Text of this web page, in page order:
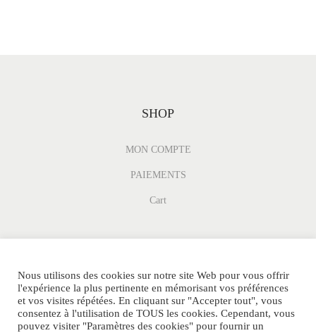
SHOP
MON COMPTE
PAIEMENTS
Cart
Nous utilisons des cookies sur notre site Web pour vous offrir
l'expérience la plus pertinente en mémorisant vos préférences
et vos visites répétées. En cliquant sur "Accepter tout", vous
consentez à l'utilisation de TOUS les cookies. Cependant, vous
pouvez visiter "Paramètres des cookies" pour fournir un